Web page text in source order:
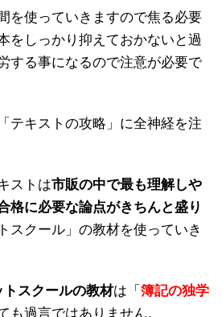
を使っていきますので焦る必要
をしっかり抑えておかないと過
する事になるので注意が必要で
テキストの攻略」に全神経を注
ストは市販の中で最も理解しや
格に必要な論点がきちんと盛り
スクール」の教材を使っていき
トスクールの教材は「 簿記の独学
も過言ではありません。